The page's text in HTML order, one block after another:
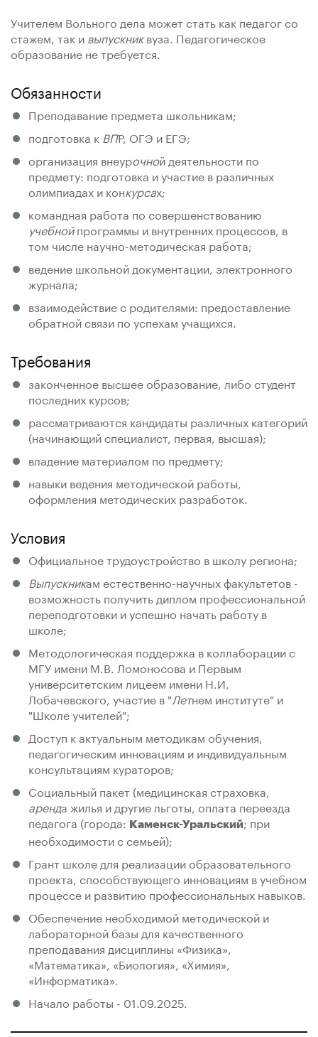
Учителем Вольного дела может стать как педагог со
стажем, так и выпускниквуза. Педагогическое
образование не требуется.
Обязанности
Преподавание предмета школьникам;
подготовка к ВПР, ОГЭ и ЕГЭ;
организация внеурочной деятельности по
предмету: подготовка и участие в различных
олимпиадах и конкурсах;
командная работа по совершенствованию
учебнойпрограммы и внутренних процессов, в
том числе научно-методическая работа;
ведение школьной документации, электронного
журнала;
взаимодействие с родителями: предоставление
обратной связи по успехам учащихся.
Требования
законченное высшее образование, либо студент
последних курсов;
рассматриваются кандидаты различных категорий
(начинающий специалист, первая, высшая);
владение материалом по предмету;
навыки ведения методической работы,
оформления методических разработок.
Условия
Официальное трудоустройство в школу региона;
Выпускникам естественно-научных факультетов -
возможность получить диплом профессиональной
переподготовки и успешно начать работу в
школе;
Методологическая поддержка в коллаборации с
МГУ имени М.В. Ломоносова и Первым
университетским лицеем имени Н.И.
Лобачевского, участие в "Летнем институте" и
"Школе учителей";
Доступ к актуальным методикам обучения,
педагогическим инновациям и индивидуальным
консультациям кураторов;
Социальный пакет (медицинская страховка,
аренда жилья и другие льготы, оплата переезда
педагога (города: Каменск-Уральский; при
необходимости с семьей);
Грант школе для реализации образовательного
проекта, способствующего инновациям в учебном
процессе и развитию профессиональных навыков.
Обеспечение необходимой методической и
лабораторной базы для качественного
преподавания дисциплины «Физика»,
«Математика», «Биология», «Химия»,
«Информатика».
Начало работы - 01.09.2025.​​​​​